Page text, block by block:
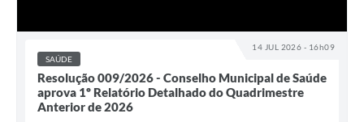
14 JUL 2026 - 16h09
SAÚDE
Resolução 009/2026 - Conselho Municipal de Saúde
aprova 1º Relatório Detalhado do Quadrimestre
Anterior de 2026